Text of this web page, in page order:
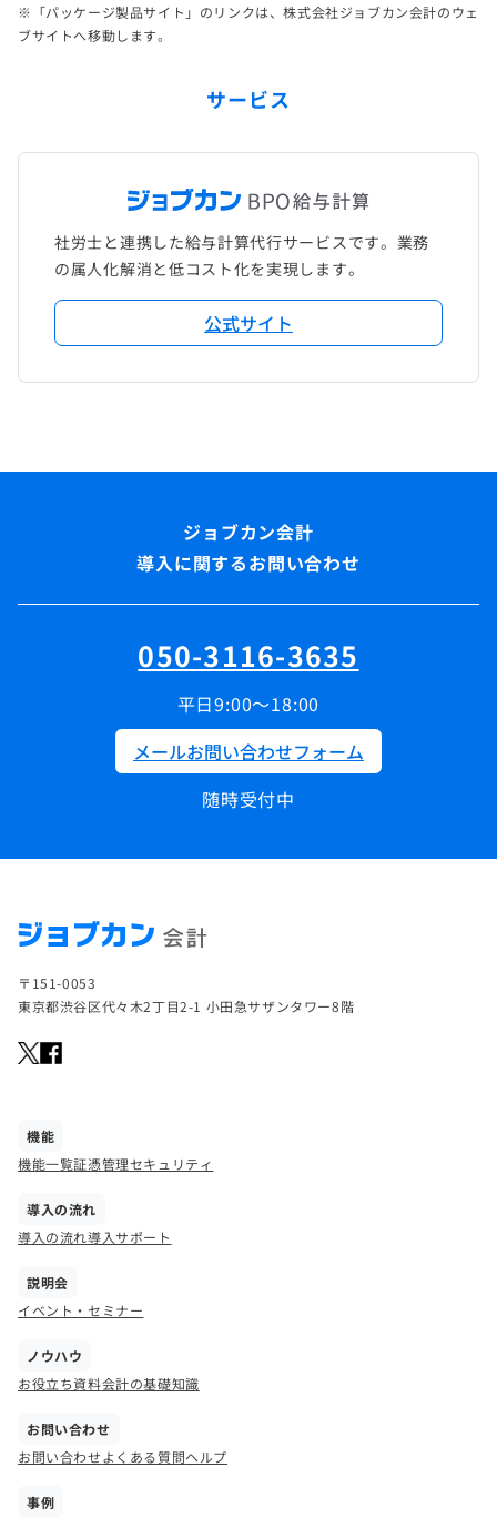
※「パッケージ製品サイト」のリンクは、株式会社ジョブカン会計のウェ
ブサイトへ移動します。
サービス
社労士と連携した給与計算代行サービスです。業務
の属人化解消と低コスト化を実現します。
公式サイト
導入に関するお問い合わせ
050-3116-3635
平日9:00～18:00
メールお問い合わせフォーム
随時受付中
〒151-0053
東京都渋谷区代々木2丁目2-1 小田急サザンタワー8階
機能
機能一覧証憑管理セキュリティ
導入の流れ
導入の流れ導入サポート
説明会
イベント・セミナー
ノウハウ
お役立ち資料会計の基礎知識
お問い合わせ
お問い合わせよくある質問ヘルプ
事例